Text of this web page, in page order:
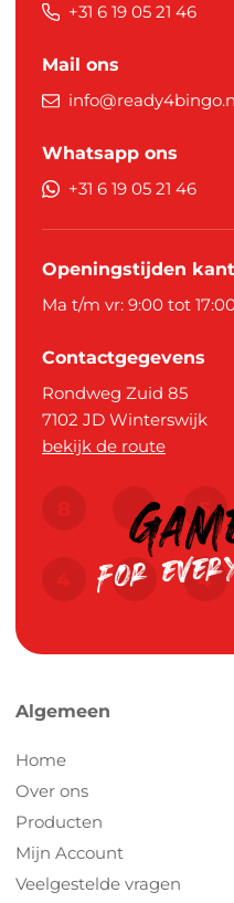
+31 6 19 05 21 46
Mail ons
Whatsapp ons
+31 6 19 05 21 46
Openingstijden
Ma t/m vr: 9:00 tot
Contactgegevens
Rondweg Zuid 85
7102 JD Winterswijk
bekijk de route
Algemeen
Home
Over ons
Producten
Mijn Account
Veelgestelde vragen